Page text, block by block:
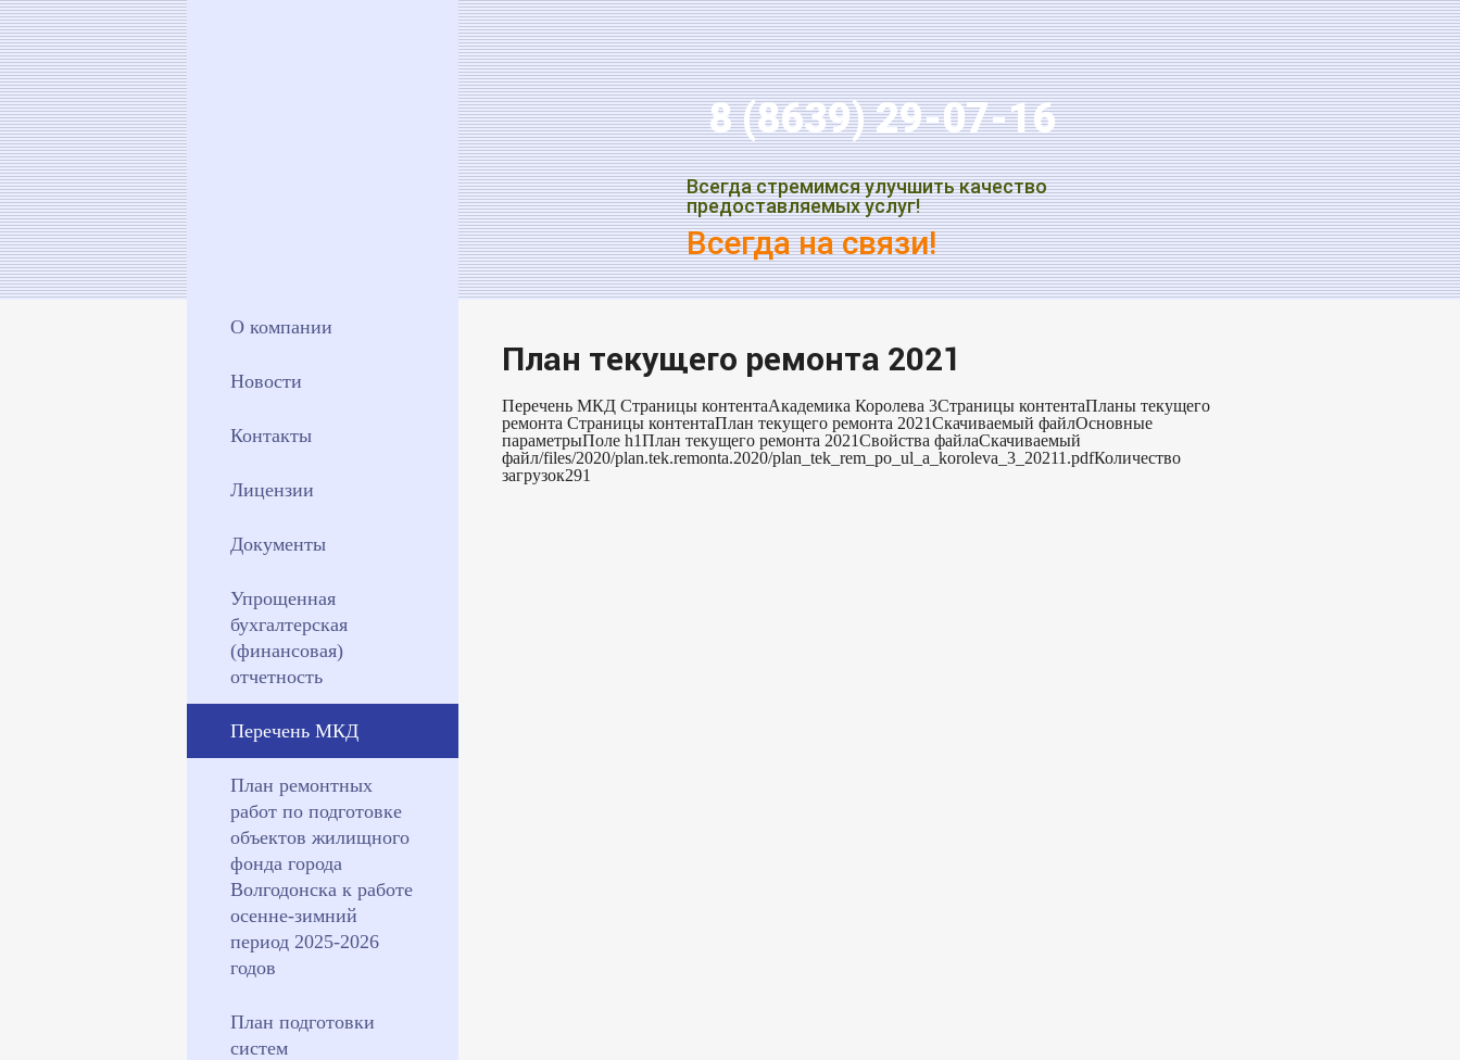
О компании
Новости
Контакты
Лицензии
Документы
Упрощенная
бухгалтерская
(финансовая)
отчетность
Перечень МКД
План ремонтных
работ по подготовке
объектов жилищного
фонда города
Волгодонска к работе
осенне-зимний
период 2025-2026
годов
План подготовки
систем
8 (8639) 29-07-16
Всегда стремимся улучшить качество
предоставляемых услуг!
Всегда на связи!
План текущего ремонта 2021
Перечень МКД Страницы контентаАкадемика Королева 3Страницы контентаПланы текущего
ремонта Страницы контентаПлан текущего ремонта 2021Скачиваемый файлОсновные
параметрыПоле h1План текущего ремонта 2021Свойства файлаСкачиваемый
файл/files/2020/plan.tek.remonta.2020/plan_tek_rem_po_ul_a_koroleva_3_20211.pdfКоличество
загрузок291